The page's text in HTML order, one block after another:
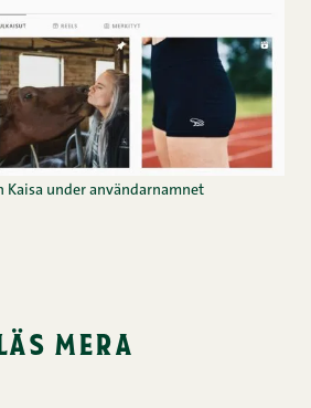
Kaisa under användarnamnet
mera